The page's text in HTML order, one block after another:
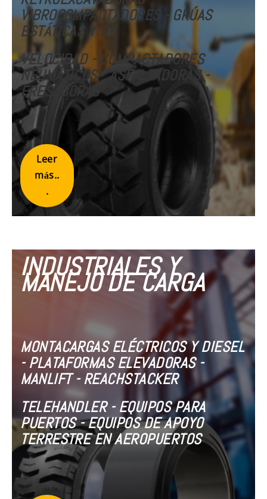
VIBROCOMPACTADORES - GRÚAS
ESTÁTICAS Y DE
VELOCIDAD- COMPACTADORES
NEUMÁTICOS-ASFALTADORAS -
FRESADORAS
Leer
más..
.
INDUSTRIALES Y
MANEJO DE CARGA
MONTACARGAS ELÉCTRICOS Y DIESEL
- PLATAFORMAS ELEVADORAS -
MANLIFT - REACHSTACKER
TELEHANDLER - EQUIPOS PARA
PUERTOS - EQUIPOS DE APOYO
TERRESTRE EN AEROPUERTOS